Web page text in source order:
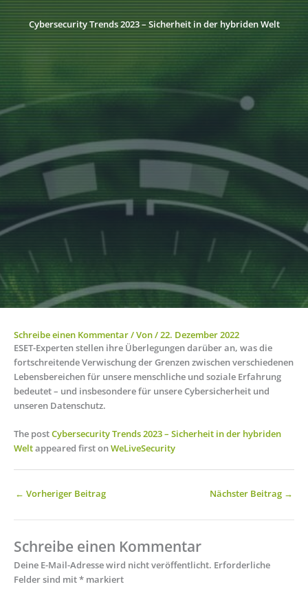
Cybersecurity Trends 2023 – Sicherheit in der hybriden Welt
Schreibe einen Kommentar/ Von/22. Dezember 2022
ESET-Experten stellen ihre Überlegungen darüber an, was die
fortschreitende Verwischung der Grenzen zwischen verschiedenen
Lebensbereichen für unsere menschliche und soziale Erfahrung
bedeutet – und insbesondere für unsere Cybersicherheit und
unseren Datenschutz.
The postCybersecurity Trends 2023 – Sicherheit in der hybriden
Weltappeared first onWeLiveSecurity
← Vorheriger Beitrag Nächster Beitrag →
Schreibe einen Kommentar
Deine E-Mail-Adresse wird nicht veröffentlicht. Erforderliche
Felder sind mit* markiert